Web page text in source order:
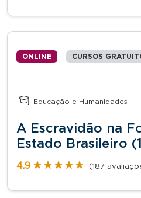
ONLINE CURSOS
Educação e Humanidades
A Escravidão na
Estado Brasileiro
4.9 ★★★★★
★★★★★ (187